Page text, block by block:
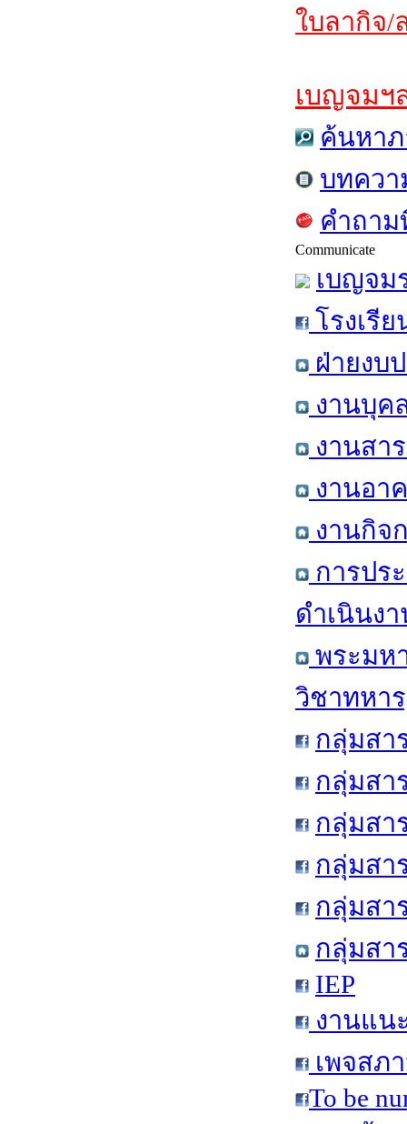
ใบลากิจ/
เบญจมฯ
ค้นหาภ
บทควา
คำถา
Communicate
เบญจม
โรงเรี
ฝ่ายงบ
งานบุค
งานสา
งานอา
งานกิจ
การปร
ดำเนินง
พระมห
วิชาทหา
กลุ่มสา
กลุ่มสา
กลุ่มสา
กลุ่มสา
กลุ่มสา
กลุ่มสา
IEP
งานแน
เพจสภ
To be